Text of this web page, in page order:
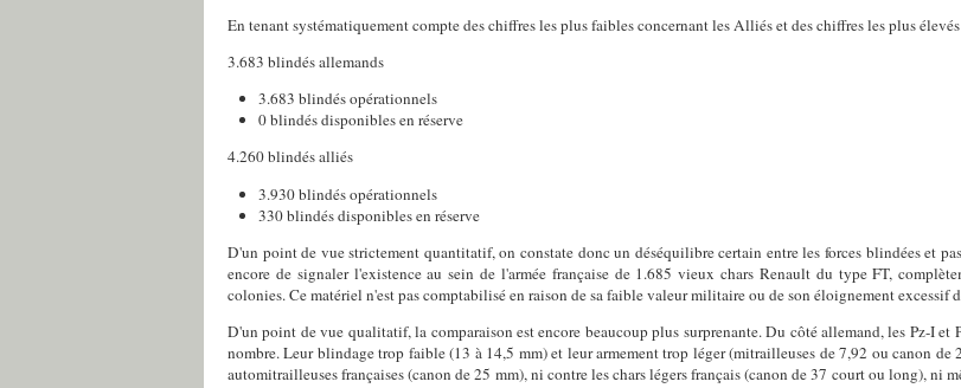
En tenant systématiquement compte des chiffres les plus faibles concernant les Alliés et des chiffres les plus
3.683 blindés allemands
3.683 blindés opérationnels
0 blindés disponibles en réserve
4.260 blindés alliés
3.930 blindés opérationnels
330 blindés disponibles en réserve
D'un point de vue strictement quantitatif, on constate donc un déséquilibre certain entre les forces blindées et
encore de signaler l'existence au sein de l'armée française de 1.685 vieux chars Renault du type FT,
colonies. Ce matériel n'est pas comptabilisé en raison de sa faible valeur militaire ou de son éloignement excessif
D'un point de vue qualitatif, la comparaison est encore beaucoup plus surprenante. Du côté allemand, les Pz-I
nombre. Leur blindage trop faible (13 à 14,5 mm) et leur armement trop léger (mitrailleuses de 7,92 ou canon
automitrailleuses françaises (canon de 25 mm), ni contre les chars légers français (canon de 37 court ou long), ni